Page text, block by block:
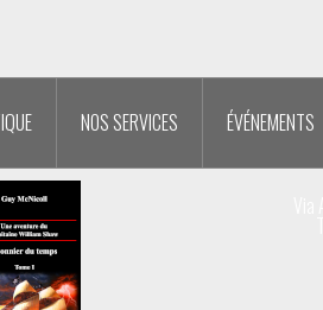
NOS SERVICES ÉVÉNEMENTS